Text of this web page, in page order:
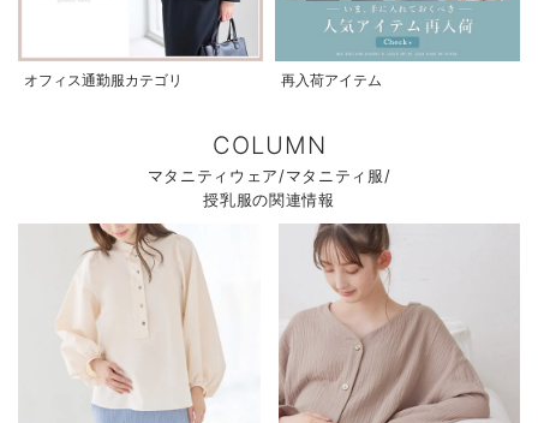
オフィス通勤服カテゴリ 再入荷アイテム
COLUMN
マタニティウェア/マタニティ服/
授乳服の関連情報